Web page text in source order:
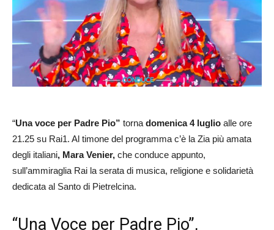
“Una voce per Padre Pio” torna domenica 4 luglio alle ore
21.25 su Rai1. Al timone del programma c’è la Zia più amata
degli italiani, Mara Venier, che conduce appunto,
sull’ammiraglia Rai la serata di musica, religione e solidarietà
dedicata al Santo di Pietrelcina.
“Una Voce per Padre Pio”,